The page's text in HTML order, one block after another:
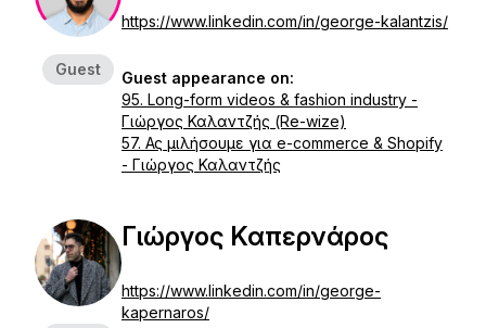
Guest
https://www.linkedin.com/in/george-kalantzis/
Guest appearance on:
95. Long-form videos & fashion industry -
Γιώργος Καλαντζής (Re-wize)
57. Ας μιλήσουμε για e-commerce & Shopify
- Γιώργος Καλαντζής
Γιώργος Καπερνάρος
https://www.linkedin.com/in/george-
kapernaros/